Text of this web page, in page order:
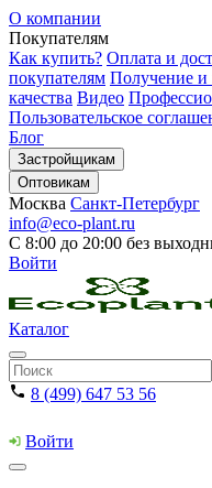
О компании
Покупателям
Как купить? Оплата и
покупателям Получение и
качества Видео
Пользовательское
Блог
Застройщикам
Оптовикам
Москва Санкт-Петербург
info@eco-plant.ru
С 8:00 до 20:00 без
Войти
Каталог
8 (499) 647 53 56
Войти